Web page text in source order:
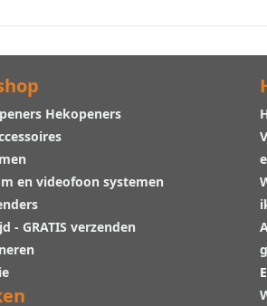
Hekopeners
en videofoon systemen
- GRATIS verzenden